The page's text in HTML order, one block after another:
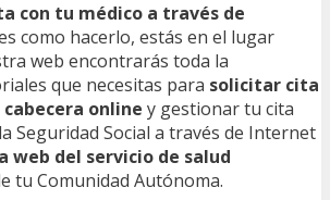
con tu médico a través de
como hacerlo, estás en el lugar
web encontrarás toda la
que necesitas para solicitar cita
online y gestionar tu cita
Seguridad Social a través de Internet
web del servicio de salud
tu Comunidad Autónoma.